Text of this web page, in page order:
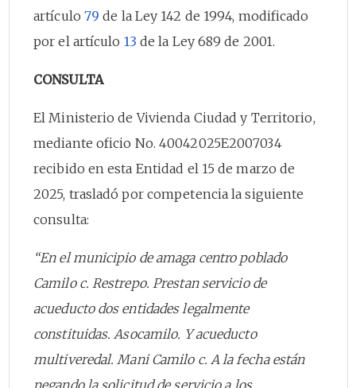
artículo 79 de la Ley 142 de 1994, modificado
por el artículo 13 de la Ley 689 de 2001.
CONSULTA
El Ministerio de Vivienda Ciudad y Territorio,
mediante oficio No. 40042025E2007034
recibido en esta Entidad el 15 de marzo de
2025, trasladó por competencia la siguiente
consulta:
“En el municipio de amaga centro poblado
Camilo c. Restrepo. Prestan servicio de
acueducto dos entidades legalmente
constituidas. Asocamilo. Y acueducto
multiveredal. Mani Camilo c. A la fecha están